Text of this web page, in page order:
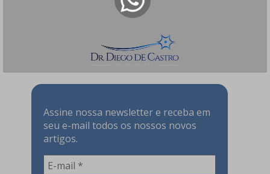
Assine nossa Newsletter!
Assine nossa newsletter e receba em
seu e-mail todos os nossos novos
artigos.